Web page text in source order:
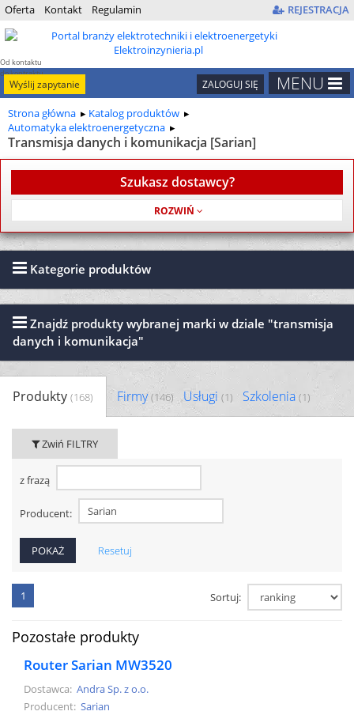
Oferta Kontakt Regulamin REJESTRACJA
Od kontaktu
do kontraktu
MENU
ZALOGUJ SIĘ
Wyślij zapytanie
Strona główna
Katalog produktów
Automatyka elektroenergetyczna
Transmisja danych i komunikacja [Sarian]
Produkty (168) Firmy(146) Usługi (1) Szkolenia (1)
Zwiń FILTRY
z frazą
Producent:
Resetuj
1 Sortuj:
Pozostałe produkty
Router Sarian MW3520
Dostawca: Andra Sp. z o.o.
Producent: Sarian
Kategorie produktów
Znajdź produkty wybranej marki w dziale "transmisja
danych i komunikacja"
Szukasz dostawcy?
Usługa jest bezpłatna